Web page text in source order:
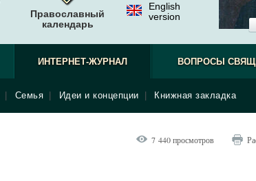
Православный
календарь
English
version
ИНТЕРНЕТ-ЖУРНАЛ
Семья Идеи и концепции Книжная закладка
ВОПРОСЫ
7 440 просмотров